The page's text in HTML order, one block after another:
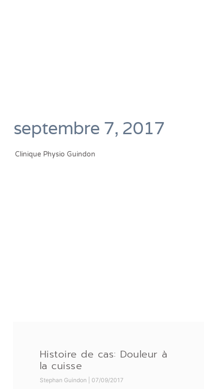
septembre 7, 2017
Clinique Physio Guindon
Histoire de cas: Douleur à
la cuisse
Stephan Guindon 07/09/2017